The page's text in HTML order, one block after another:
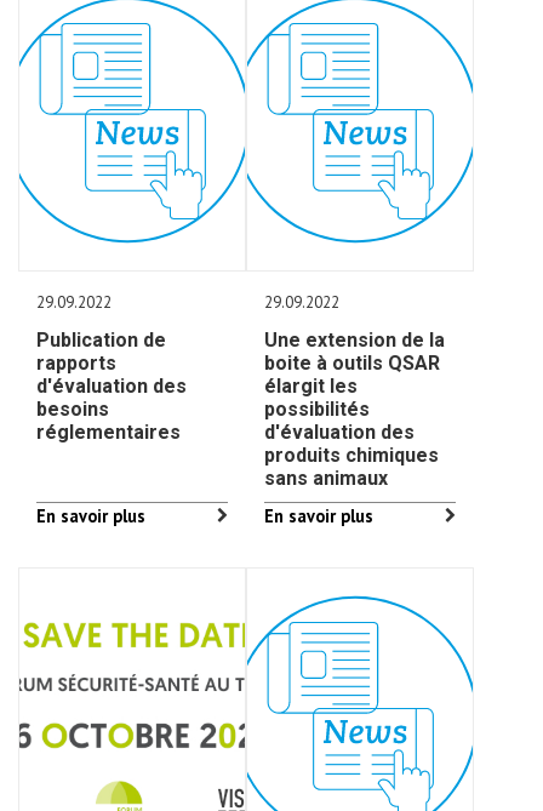
29.09.2022
Publication de
rapports
d'évaluation des
besoins
réglementaires
En savoir plus
29.09.2022
Une extension de la
boite à outils QSAR
élargit les
possibilités
d'évaluation des
produits chimiques
sans animaux
En savoir plus